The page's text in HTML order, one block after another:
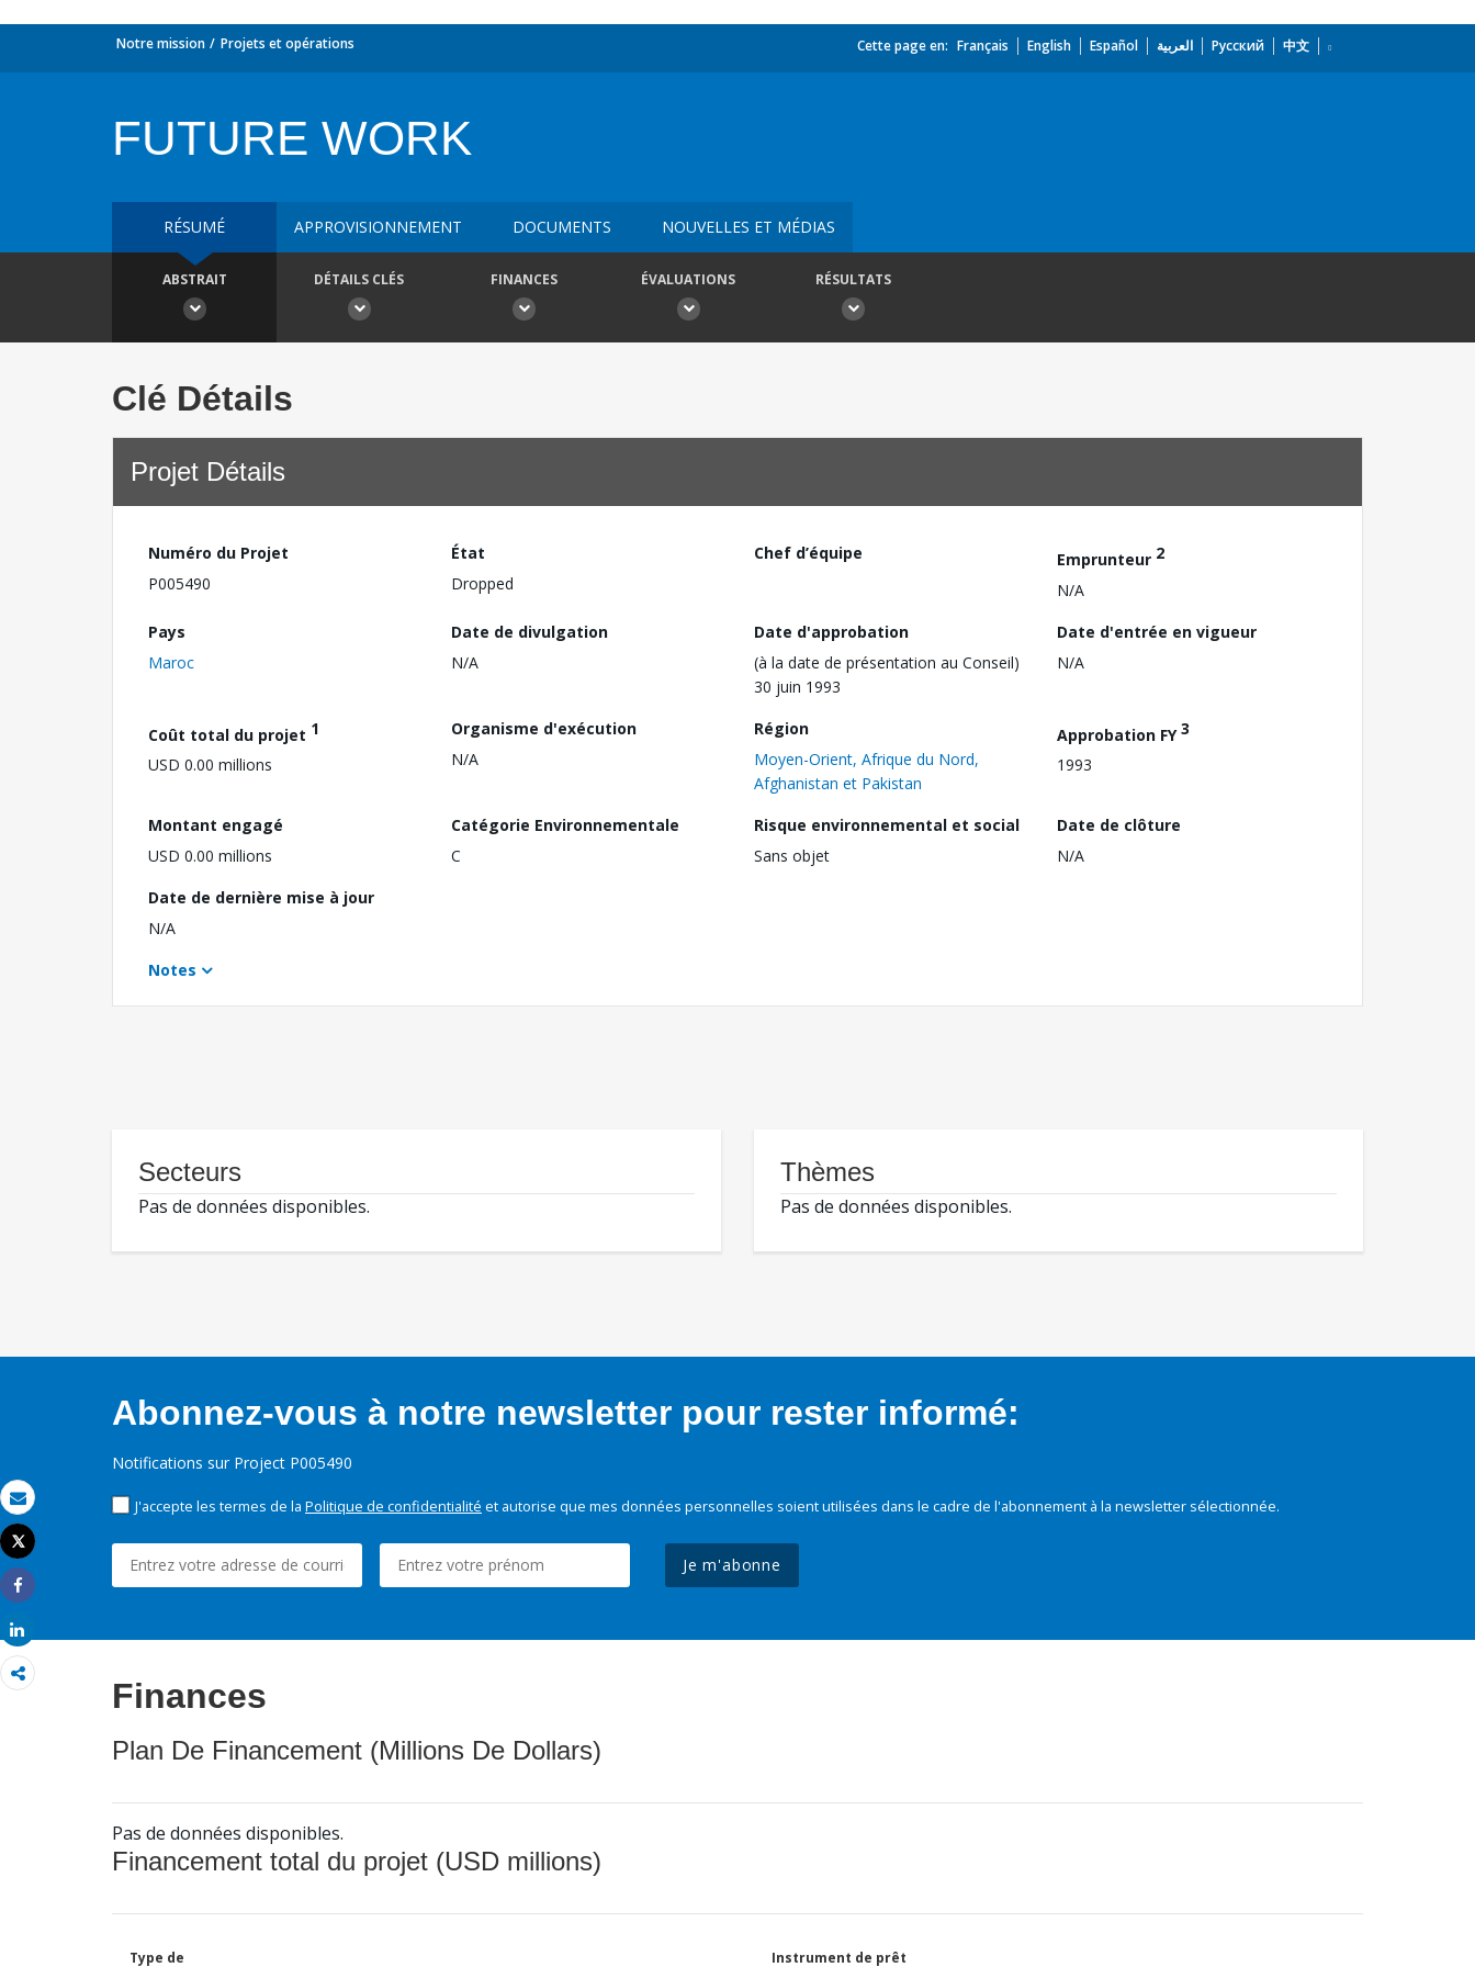
Email
Imprimer
Tweet
Share
Notre mission Projets et opérations Cette page en: Français English Español العربية Русский 中文
FUTURE WORK
RÉSUMÉ APPROVISIONNEMENT DOCUMENTS NOUVELLES ET MÉDIAS
ABSTRAIT DÉTAILS CLÉS FINANCES ÉVALUATIONS RÉSULTATS
Clé Détails
Projet Détails
Numéro du Projet
P005490
État
Dropped
Chef d’équipe Emprunteur 2
N/A
Pays
Maroc
Date de divulgation
N/A
Date d'approbation
(à la date de présentation au Conseil)
30 juin 1993
Date d'entrée en vigueur
N/A
Coût total du projet 1
USD 0.00 millions
Organisme d'exécution
N/A
Région
Moyen-Orient, Afrique du Nord,
Afghanistan et Pakistan
Approbation FY3
1993
Montant engagé
USD 0.00 millions
Catégorie Environnementale
C
Risque environnemental et social
Sans objet
Date de clôture
N/A
Date de dernière mise à jour
N/A
Notes
Secteurs
Pas de données disponibles.
Thèmes
Pas de données disponibles.
Abonnez-vous à notre newsletter pour rester informé:
Notifications sur Project P005490
J'accepte les termes de la Politique de confidentialité et autorise que mes données personnelles soient utilisées dans le cadre de l'abonnement à la newsletter sélectionnée.
Je m'abonne
Finances
Plan De Financement (Millions De Dollars)
Pas de données disponibles.
Financement total du projet (USD millions)
Type de
Instrument de prêt